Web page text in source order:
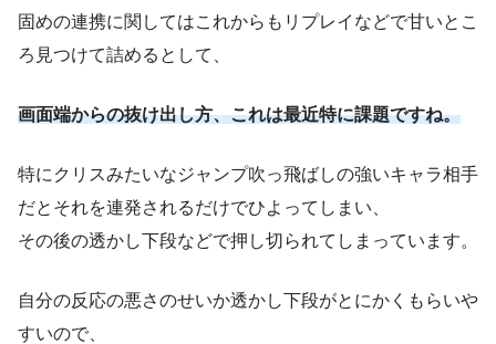
固めの連携に関してはこれからもリプレイなどで甘いとこ
ろ見つけて詰めるとして、
画面端からの抜け出し方、これは最近特に課題ですね。
特にクリスみたいなジャンプ吹っ飛ばしの強いキャラ相手
だとそれを連発されるだけでひよってしまい、
その後の透かし下段などで押し切られてしまっています。
自分の反応の悪さのせいか透かし下段がとにかくもらいや
すいので、